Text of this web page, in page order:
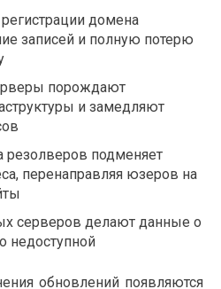
домена
записей и полную потерю
порождают
и замедляют
резолверов подменяет
перенаправляя юзеров на
серверов делают данные о
недоступной
обновлений появляются